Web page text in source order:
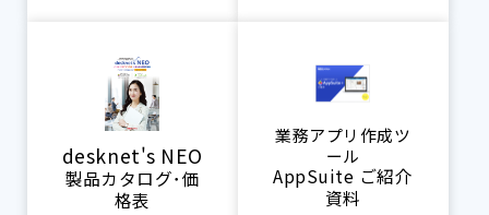
desknet's NEO
製品カタログ･価
格表
業務アプリ作成ツ
ール
AppSuite ご紹介
資料